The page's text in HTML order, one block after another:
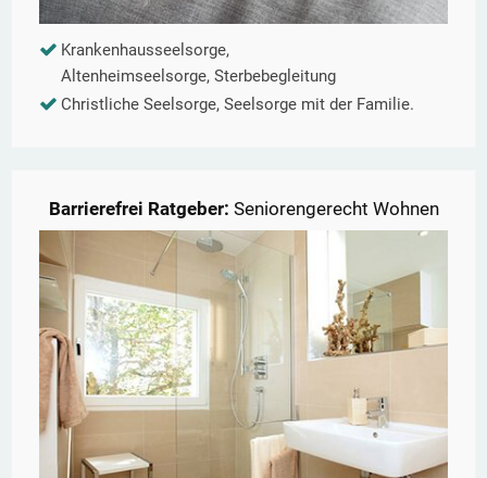
Krankenhausseelsorge,
Altenheimseelsorge, Sterbebegleitung
Christliche Seelsorge, Seelsorge mit der Familie.
Barrierefrei Ratgeber: Seniorengerecht Wohnen